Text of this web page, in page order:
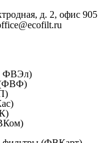
д. 2, офис 905
ФВЭл)
(ФВФ)